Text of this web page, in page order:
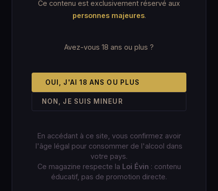
Ce contenu est exclusivement réservé aux
personnes majeures.
Avez-vous 18 ans ou plus ?
OUI, J'AI 18 ANS OU PLUS
NON, JE SUIS MINEUR
En accédant à ce site, vous confirmez avoir
l'âge légal pour consommer de l'alcool dans
votre pays.
Ce magazine respecte la Loi Évin : contenu
éducatif, pas de promotion directe.
★ IBA · Contemporary Classics